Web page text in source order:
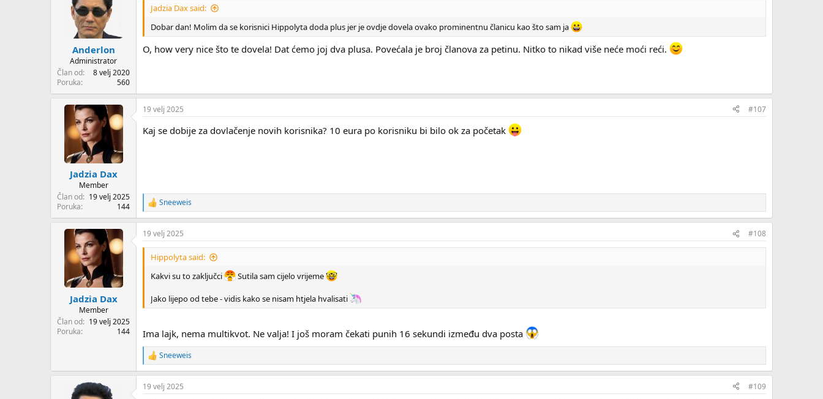
Anderlon
Administrator
Član od
8 velj 2020
Poruka
560
Jadzia Dax said:
Dobar dan! Molim da se korisnici Hippolyta doda plus jer je ovdje dovela ovako prominentnu članicu kao što sam ja
O, how very nice što te dovela! Dat ćemo joj dva plusa. Povećala je broj članova za petinu. Nitko to nikad više neće moći reći.
Jadzia Dax
Member
Član od
19 velj 2025
Poruka
144
19 velj 2025 #107
Kaj se dobije za dovlačenje novih korisnika? 10 eura po korisniku bi bilo ok za početak
R
e
a
c
t
Sneeweis
Jadzia Dax
Member
Član od
19 velj 2025
Poruka
144
19 velj 2025 #108
Hippolyta said:
Kakvi su to zaključci
Sutila sam cijelo vrijeme
Jako lijepo od tebe - vidis kako se nisam htjela hvalisati
Ima lajk, nema multikvot. Ne valja! I još moram čekati punih 16 sekundi između dva posta
R
e
a
c
Sneeweis
19 velj 2025 #109